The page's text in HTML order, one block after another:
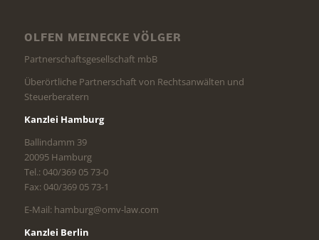
OLFEN MEINECKE VÖLGER
Partnerschaftsgesellschaft mbB
Überörtliche Partnerschaft von Rechtsanwälten und
Steuerberatern
Kanzlei Hamburg
Ballindamm 39
20095 Hamburg
Tel.: 040/369 05 73-0
Fax: 040/369 05 73-1
E-Mail: hamburg@omv-law.com
Kanzlei Berlin